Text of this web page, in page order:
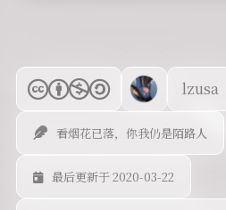
lzusa
看烟花已落，你我仍是陌路人
最后更新于 2020-03-22